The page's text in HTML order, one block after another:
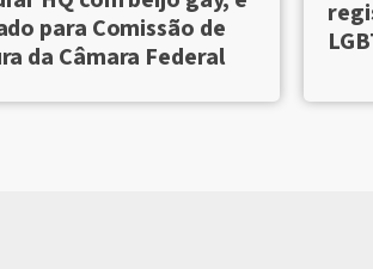
para Comissão de
da Câmara Federal